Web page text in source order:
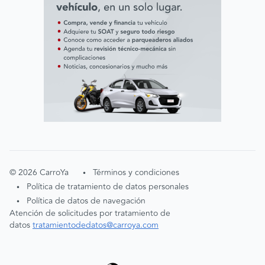
©2026 CarroYa • Términos y condiciones
• Política de tratamiento de datos personales
•
Política de datos de navegación
Atención de solicitudes por tratamiento de
datostratamientodedatos@carroya.com